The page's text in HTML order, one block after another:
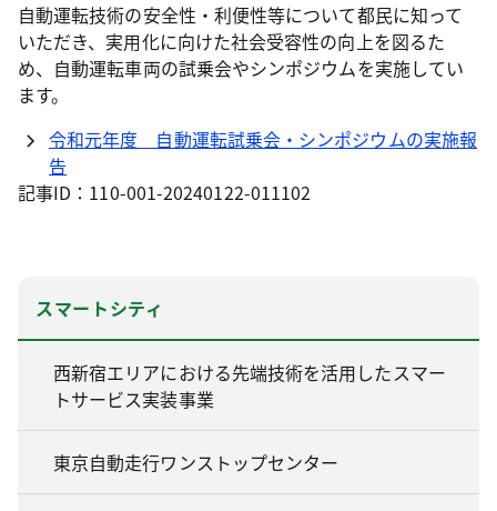
自動運転技術の安全性・利便性等について都民に知って
いただき、実用化に向けた社会受容性の向上を図るた
め、自動運転車両の試乗会やシンポジウムを実施してい
ます。
令和元年度 自動運転試乗会・シンポジウムの実施報
告
記事ID：110-001-20240122-011102
スマートシティ
西新宿エリアにおける先端技術を活用したスマー
トサービス実装事業
東京自動走行ワンストップセンター